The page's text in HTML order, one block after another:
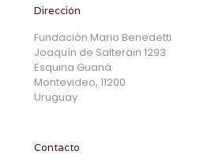
Dirección
Fundación Mario Benedetti
Joaquín de Salterain 1293
Esquina Guaná
Montevideo, 11200
Uruguay
Contacto